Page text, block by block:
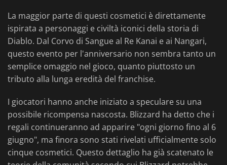
La maggior parte di questi cosmetici è direttamente
ispirata a personaggi e civiltà iconici della storia di
Diablo. Dal Corvo di Sangue al Re Kanai e ai Nangari,
questo evento per l'anniversario non sembra tanto un
semplice omaggio nel gioco, quanto piuttosto un
tributo alla lunga eredità del franchise.
I giocatori hanno anche iniziato a speculare su una
possibile ricompensa nascosta. Blizzard ha detto che i
regali continueranno ad apparire "ogni giorno fino al 6
giugno", ma finora sono stati rivelati ufficialmente solo
cinque cosmetici. Questo dettaglio ha già scatenato le